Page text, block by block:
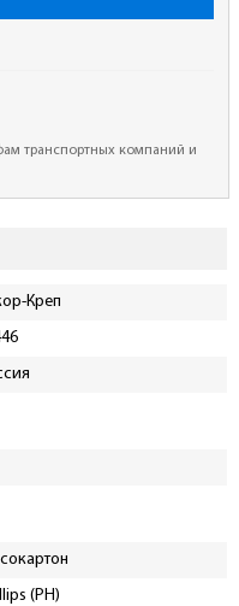
транспортных компаний и
Креп
(PH)